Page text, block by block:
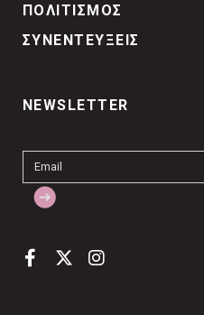
ΠΟΛΙΤΙΣΜΟΣ
ΣΥΝΕΝΤΕΥΞΕΙΣ
NEWSLETTER